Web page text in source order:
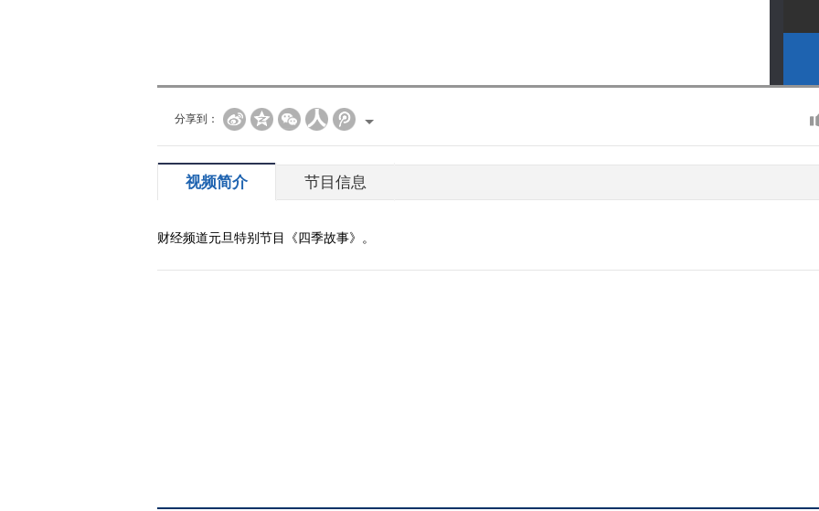
分享到：
视频简介 节目信息
财经频道元旦特别节目《四季故事》。